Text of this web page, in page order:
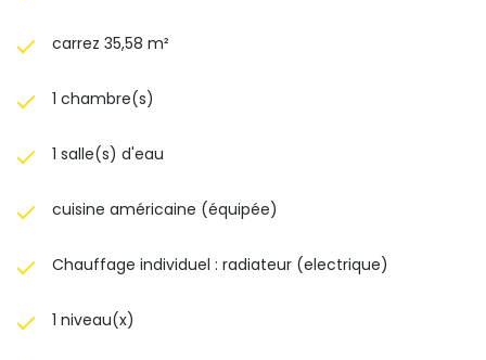
carrez 35,58 m²
1 chambre(s)
1 salle(s) d'eau
cuisine américaine (équipée)
Chauffage individuel : radiateur (electrique)
1 niveau(x)